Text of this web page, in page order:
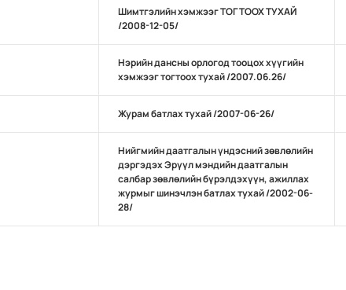
Шимтгэлийн хэмжээг ТОГТООХ ТУХАЙ
/2008-12-05/
Нэрийн дансны орлогод тооцох хүүгийн
хэмжээг тогтоох тухай /2007.06.26/
Журам батлах тухай /2007-06-26/
Нийгмийн даатгалын үндэсний зөвлөлийн
дэргэдэх Эрүүл мэндийн даатгалын
салбар зөвлөлийн бүрэлдэхүүн, ажиллах
журмыг шинэчлэн батлах тухай /2002-06-
28/